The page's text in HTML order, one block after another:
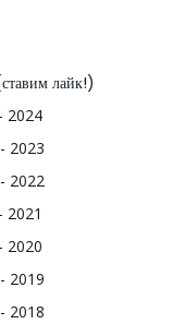
лайк!)
2024
2023
2022
2021
2020
2019
2018